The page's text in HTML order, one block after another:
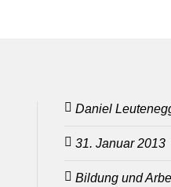
Daniel
31. Januar 2013
Bildung und